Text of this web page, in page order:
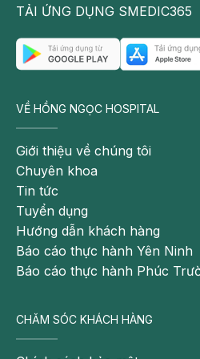
Bệnh tiểu đường cũng có thể
một số người. Trong những ca
thểrụnghết tóc trên đầu hoặc
trên người.
Phản ứng miễn nhiễm của cơ
TẢI ỨNG DỤNG SMEDIC365
VỀ HỒNG NGỌC HOSPITAL
Giới thiệu về chúng tôi
Chuyên khoa
Tin tức
Tuyển dụng
Hướng dẫn khách hàng
Báo cáo thực hành Yên Ninh
Báo cáo thực hành Phúc
CHĂM SÓC KHÁCH HÀNG